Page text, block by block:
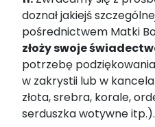
doznał jakiejś
pośrednictwem Matki
złoży swoje
potrzebę
w zakrystii lub w
złota, srebra, korale,
serduszka wotywne itp.).